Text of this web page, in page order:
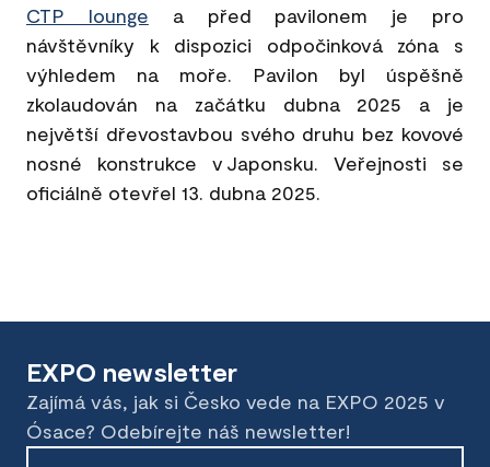
CTP lounge a před pavilonem je pro
návštěvníky k dispozici odpočinková zóna s
výhledem na moře. Pavilon byl úspěšně
zkolaudován na začátku dubna 2025 a je
největší dřevostavbou svého druhu bez kovové
nosné konstrukce v Japonsku. Veřejnosti se
oficiálně otevřel 13. dubna 2025.
EXPO newsletter
Zajímá vás, jak si Česko vede na EXPO 2025 v
Ósace? Odebírejte náš newsletter!